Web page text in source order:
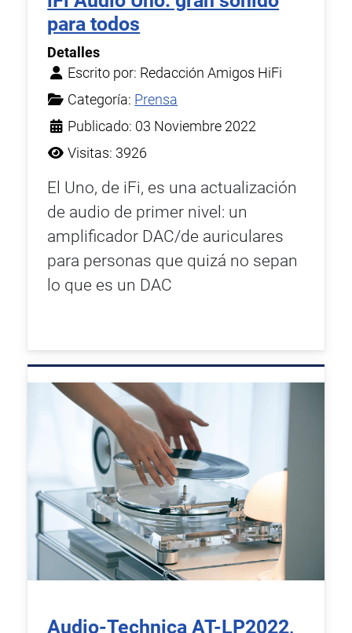
para todos
Detalles
Escrito por: Redacción Amigos HiFi
Categoría: Prensa
Publicado: 03 Noviembre 2022
Visitas: 3926
El Uno, de iFi, es una actualización
de audio de primer nivel: un
amplificador DAC/de auriculares
para personas que quizá no sepan
lo que es un DAC
Audio-Technica AT-LP2022,